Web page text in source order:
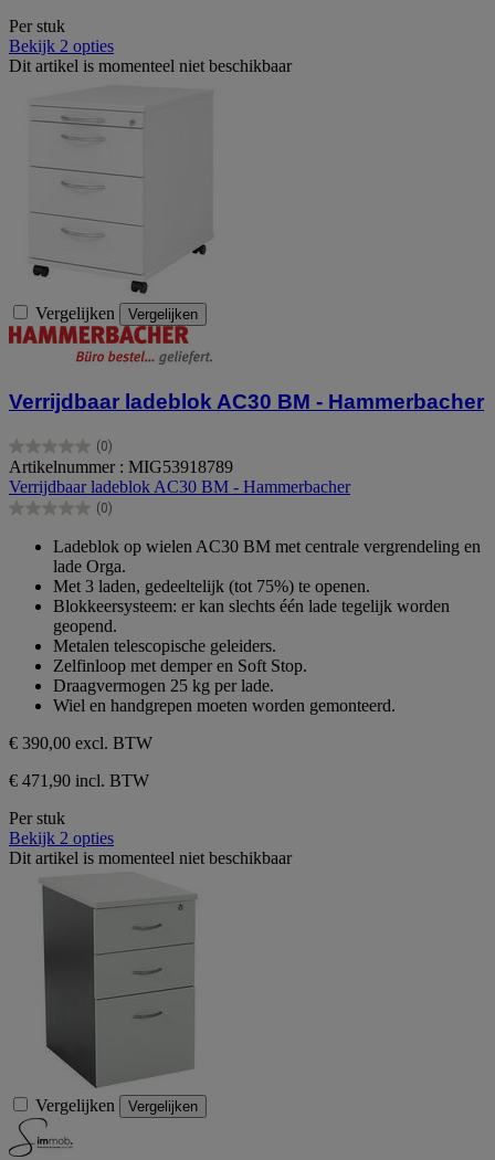
Per stuk
Bekijk 2 opties
Dit artikel is momenteel niet beschikbaar
Vergelijken Vergelijken
Verrijdbaar ladeblok AC30 BM - Hammerbacher
(0)
0.0
van
de
5
Artikelnummer : MIG53918789
Verrijdbaar ladeblok AC30 BM - Hammerbacher
(0)
0.0
sterren.
Ladeblok op wielen AC30 BM met centrale vergrendeling en
lade Orga.
Met 3 laden, gedeeltelijk (tot 75%) te openen.
Blokkeersysteem: er kan slechts één lade tegelijk worden
geopend.
Metalen telescopische geleiders.
Zelfinloop met demper en Soft Stop.
Draagvermogen 25 kg per lade.
Wiel en handgrepen moeten worden gemonteerd.
€ 390,00 excl. BTW
€ 471,90 incl. BTW
Per stuk
Bekijk 2 opties
Dit artikel is momenteel niet beschikbaar
Vergelijken Vergelijken